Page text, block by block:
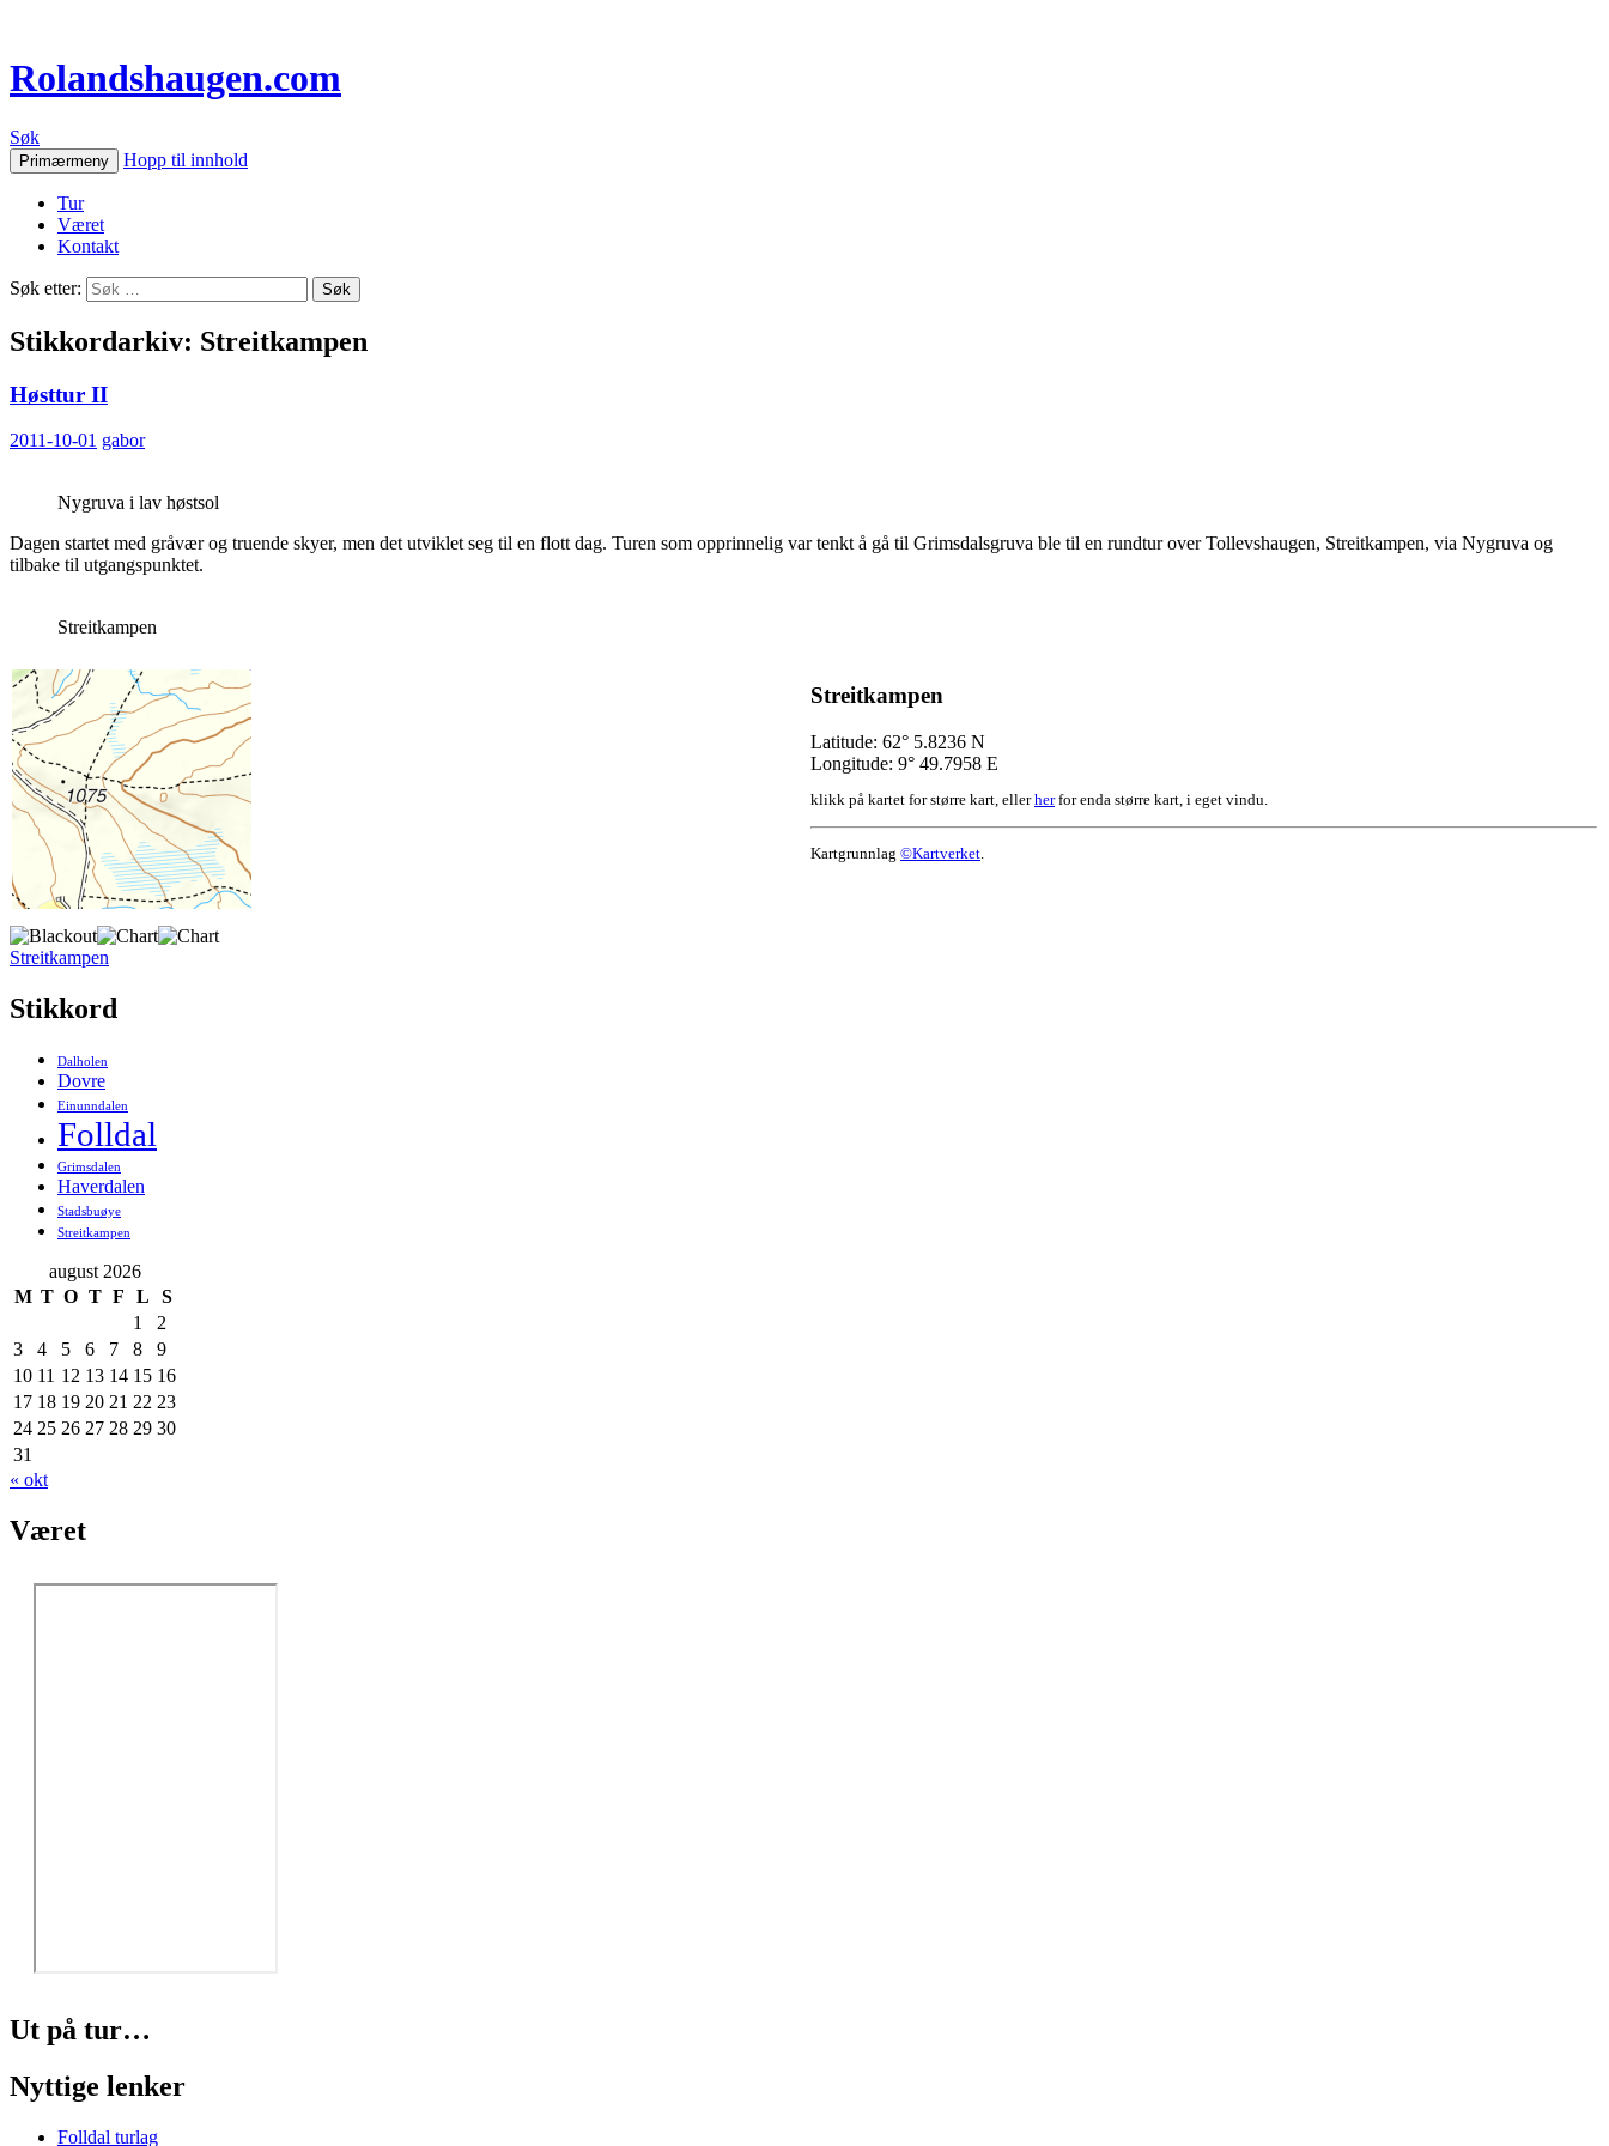
Rolandshaugen.com
Søk
Primærmeny Hopp til innhold
Tur
Været
Kontakt
Søk etter:
Stikkordarkiv: Streitkampen
Høsttur II
2011-10-01 gabor
Nygruva i lav høstsol
Dagen startet med gråvær og truende skyer, men det utviklet seg til en flott dag. Turen som opprinnelig var tenkt å gå til Grimsdalsgruva ble til en rundtur over Tollevshaugen, Streitkampen, via Nygruva og
tilbake til utgangspunktet.
Streitkampen
Streitkampen
Latitude: 62° 5.8236 N
Longitude: 9° 49.7958 E
klikk på kartet for større kart, ellerherfor enda større kart, i eget vindu.
Kartgrunnlag ©Kartverket
Streitkampen
Stikkord
Dalholen
Dovre
Einunndalen
Folldal
Grimsdalen
Haverdalen
Stadsbuøye
Streitkampen
august 2026
M T O T F L
S
1
2
3
4 5 6 7 8
9
10 11 12 13 14 15 16
17 18 19 20 21 22 23
24 25 26 27 28 29 30
31
« okt
Været
Ut på tur…
Nyttige lenker
Folldal turlag